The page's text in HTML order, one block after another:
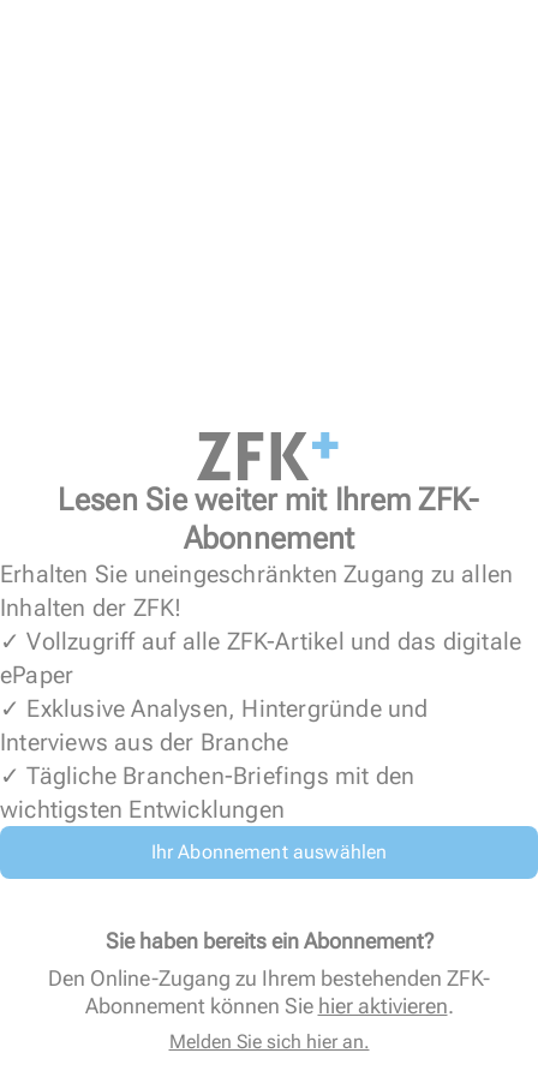
Lesen Sie weiter mit Ihrem ZFK-
Abonnement
Erhalten Sie uneingeschränkten Zugang zu allen
Inhalten der ZFK!
✓ Vollzugriff auf alle ZFK-Artikel und das digitale
ePaper
✓ Exklusive Analysen, Hintergründe und
Interviews aus der Branche
✓ Tägliche Branchen-Briefings mit den
wichtigsten Entwicklungen
Ihr Abonnement auswählen
Sie haben bereits ein Abonnement?
Den Online-Zugang zu Ihrem bestehenden ZFK-
Abonnement können Sie hier aktivieren.
Melden Sie sich hier an.